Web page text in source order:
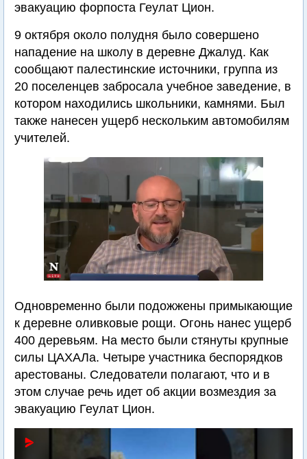
эвакуацию форпоста Геулат Цион.
9 октября около полудня было совершено
нападение на школу в деревне Джалуд. Как
сообщают палестинские источники, группа из
20 поселенцев забросала учебное заведение, в
котором находились школьники, камнями. Был
также нанесен ущерб нескольким автомобилям
учителей.
Одновременно были подожжены примыкающие
к деревне оливковые рощи. Огонь нанес ущерб
400 деревьям. На место были стянуты крупные
силы ЦАХАЛа. Четыре участника беспорядков
арестованы. Следователи полагают, что и в
этом случае речь идет об акции возмездия за
эвакуацию Геулат Цион.